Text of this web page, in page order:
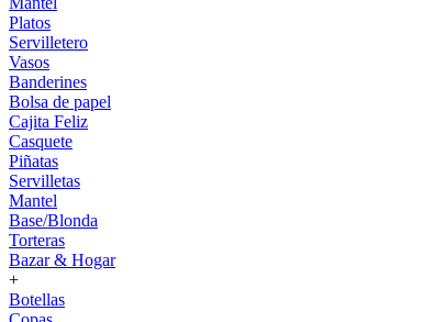
Platos
Servilletero
Vasos
Banderines
Bolsa de papel
Cajita Feliz
Casquete
Piñatas
Servilletas
Mantel
Base/Blonda
Torteras
Bazar & Hogar
+
Botellas